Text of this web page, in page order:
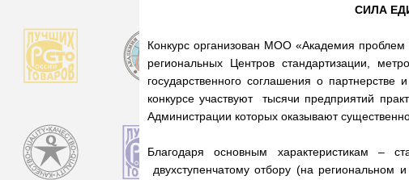
СИЛА
Конкурс организован МОО «Академия проблем
региональных Центров стандартизации,
государственного соглашения о партнерстве
конкурсе участвуют тысячи предприятий
Администрации которых оказывают
Благодаря основным характеристикам –
двухступенчатому отбору (на